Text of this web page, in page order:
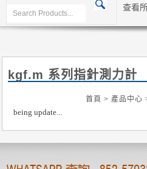
查看
kgf.m 系列指針測力計
首頁 > 產品中心
being update...